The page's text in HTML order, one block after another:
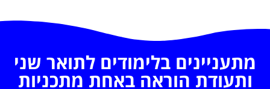
מתעניינים בלימודים לתואר שני
ותעודת הוראה באחת מתכניות